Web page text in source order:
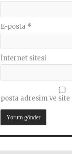
E-posta *
İnternet sitesi
posta adresim ve